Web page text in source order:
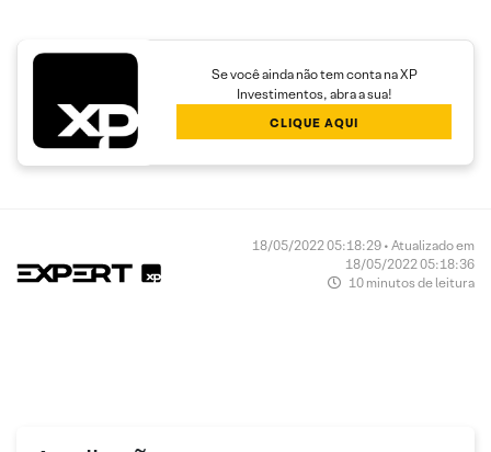
Se você ainda não tem conta na XP
Investimentos, abra a sua!
CLIQUE AQUI
18/05/2022 05:18:29 • Atualizado em
18/05/2022 05:18:36
10 minutos de leitura